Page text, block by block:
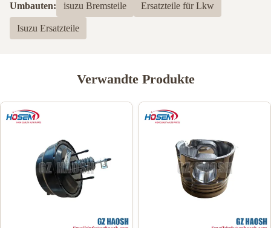
Umbauten: isuzu Bremsteile Ersatzteile für Lkw
Isuzu Ersatzteile
Verwandte Produkte